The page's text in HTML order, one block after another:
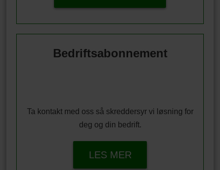
Bedriftsabonnement
Ta kontakt med oss så skreddersyr vi løsning for
deg og din bedrift.
LES MER